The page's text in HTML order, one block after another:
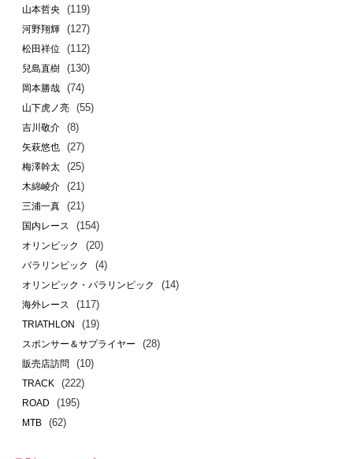
山本哲央 (119)
河野翔輝 (127)
松田祥位 (112)
兒島直樹 (130)
岡本勝哉 (74)
山下虎ノ亮 (55)
吉川敬介 (8)
矢萩悠也 (27)
梅澤幹太 (25)
木綿崚介 (21)
三浦一真 (21)
国内レース (154)
オリンピック (20)
パラリンピック (4)
オリンピック・パラリンピック (14)
海外レース (117)
TRIATHLON (19)
スポンサー＆サプライヤー (28)
販売店訪問 (10)
TRACK (222)
ROAD (195)
MTB (62)